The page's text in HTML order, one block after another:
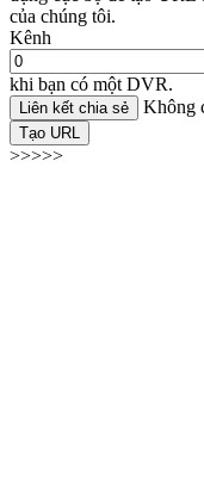
của chúng tôi.
Kênh
khi bạn có một DVR.
Liên kết chia sẻ Không
Tạo URL
>>>>>